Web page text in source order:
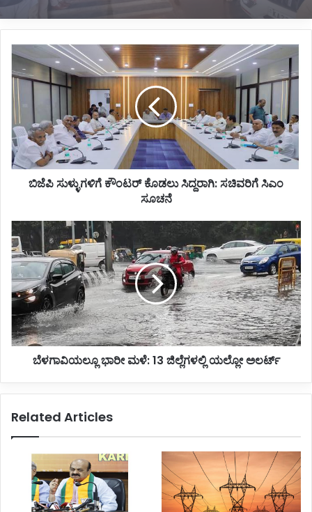
ಬಿಜೆಪಿ
ಸುಳ್ಳುಗಳಿಗೆ
ಕೌಂಟರ್
ಕೊಡಲು
ಸಿದ್ದರಾಗಿ:
ಸಚಿವರಿಗೆ
ಸಿಎಂ
ಸೂಚನೆ
ಬಿಜೆಪಿ ಸುಳ್ಳುಗಳಿಗೆ ಕೌಂಟರ್ ಕೊಡಲು ಸಿದ್ದರಾಗಿ: ಸಚಿವರಿಗೆ ಸಿಎಂ
ಸೂಚನೆ
ಬೆಳಗಾವಿಯಲ್ಲೂ
ಭಾರೀ
ಮಳೆ:
13
ಜಿಲ್ಲೆಗಳಲ್ಲಿ
ಯಲ್ಲೋ
ಅಲರ್ಟ್
ಬೆಳಗಾವಿಯಲ್ಲೂ ಭಾರೀ ಮಳೆ: 13 ಜಿಲ್ಲೆಗಳಲ್ಲಿ ಯಲ್ಲೋ ಅಲರ್ಟ್
Related Articles